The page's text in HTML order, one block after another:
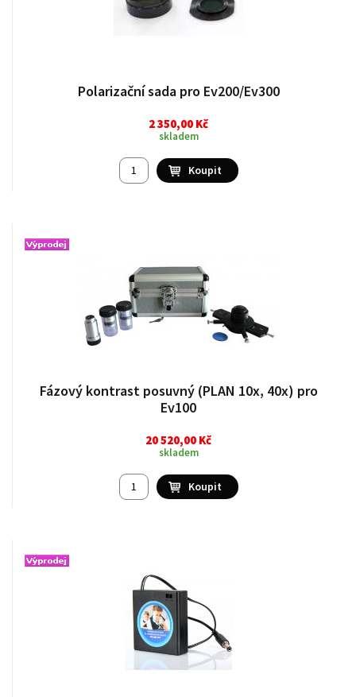
Polarizační sada pro Ev200/Ev300
2 350,00 Kč
skladem
Fázový kontrast posuvný (PLAN 10x, 40x) pro
Ev100
20 520,00 Kč
skladem